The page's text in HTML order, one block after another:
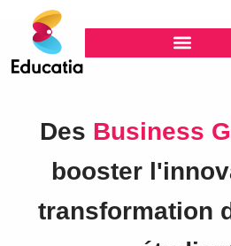
Skip
to
digitale des